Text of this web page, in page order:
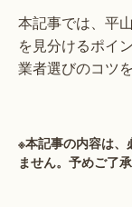
本記事では、平
を見分けるポイ
業者選びのコツ
※本記事の内容は、
ません。予めご了承